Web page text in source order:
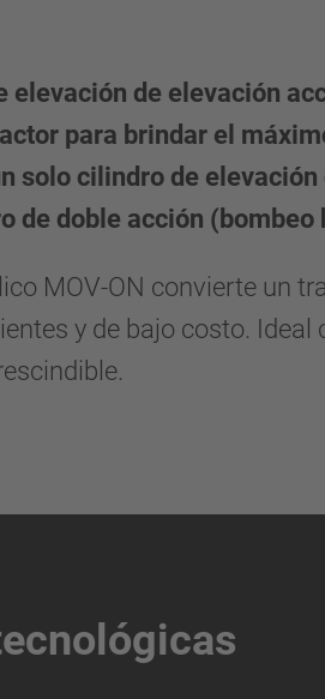
elevación de elevación
para brindar el
solo cilindro de
de doble acción
MOV-ON convierte un
y de bajo costo.